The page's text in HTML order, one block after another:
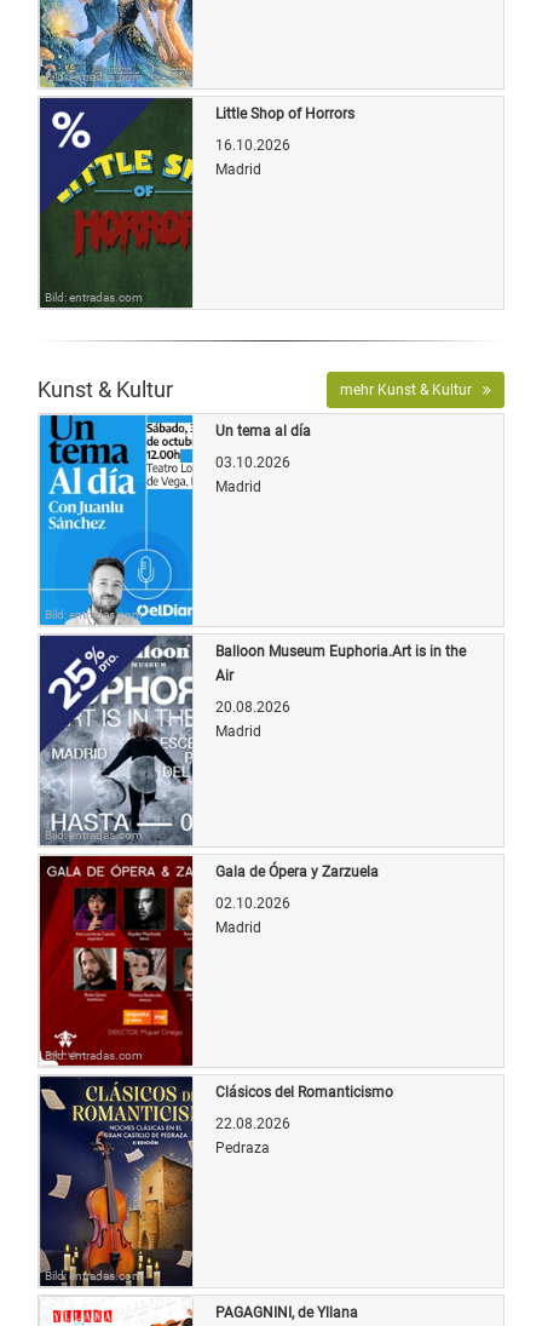
Bild: entradas.com
Bild: entradas.com
Little Shop of Horrors
16.10.2026
Madrid
Kunst & Kultur mehr Kunst & Kultur
Bild: entradas.com
Un tema al día
03.10.2026
Madrid
Bild: entradas.com
Balloon Museum Euphoria.Art is in the
Air
20.08.2026
Madrid
Bild: entradas.com
Gala de Ópera y Zarzuela
02.10.2026
Madrid
Bild: entradas.com
Clásicos del Romanticismo
22.08.2026
Pedraza
PAGAGNINI, de Yllana